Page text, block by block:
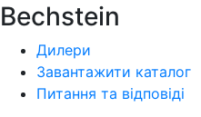
Bechstein
Дилери
Завантажити каталог
Питання та відповіді